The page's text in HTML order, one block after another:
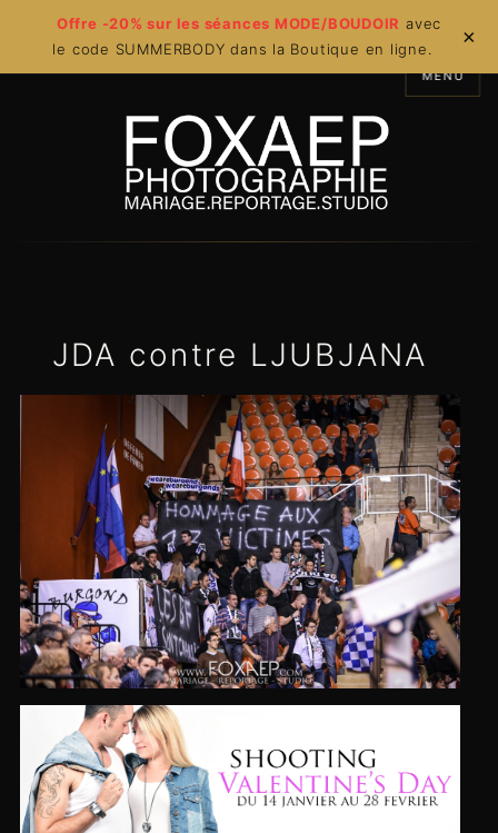
Offre -20% sur les séances MODE/BOUDOIR avec
le code SUMMERBODY dans la Boutique en ligne.
×
MENU
JDA contre LJUBJANA